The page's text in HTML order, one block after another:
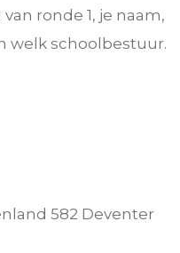
ronde 1, je naam,
welk schoolbestuur.
582 Deventer